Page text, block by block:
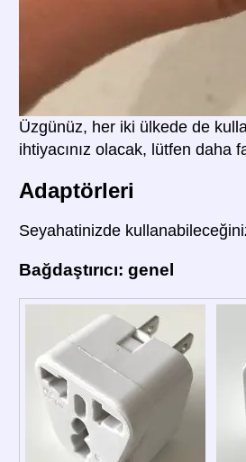
Üzgünüz, her iki ülkede de
ihtiyacınız olacak, lütfen daha
Adaptörleri
Seyahatinizde
Bağdaştırıcı: genel